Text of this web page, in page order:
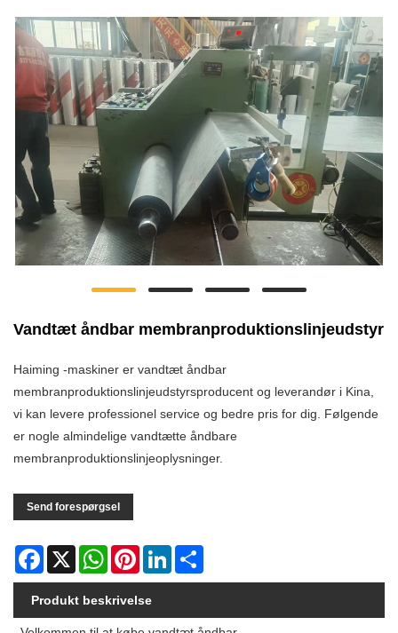
Vandtæt åndbar membranproduktionslinjeudstyr
Haiming -maskiner er vandtæt åndbar
membranproduktionslinjeudstyrsproducent og leverandør i Kina,
vi kan levere professionel service og bedre pris for dig. Følgende
er nogle almindelige vandtætte åndbare
membranproduktionslinjeoplysninger.
Send forespørgsel
Facebook
X WhatsAppPinterestLinkedIn
Produkt beskrivelse